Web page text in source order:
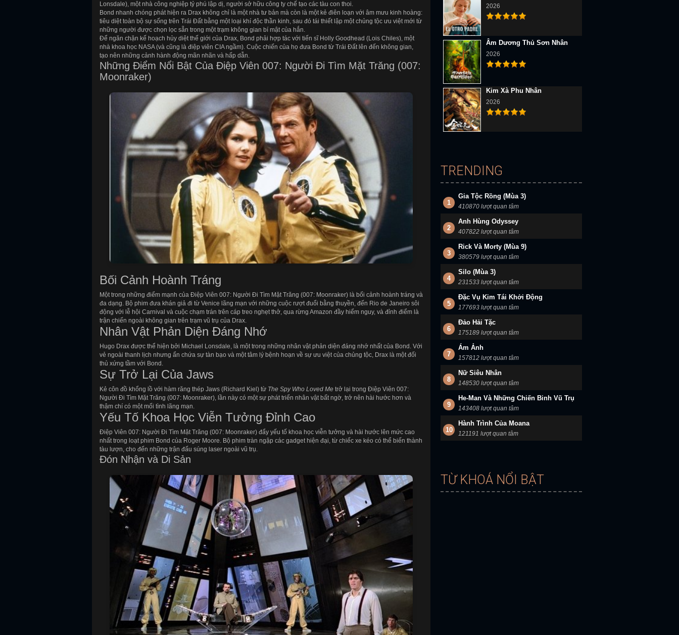
Lonsdale), một nhà công nghiệp tỷ phú lập dị, người sở hữu công ty chế tạo các tàu con thoi.
Bond nhanh chóng phát hiện ra Drax không chỉ là một nhà tư bản mà còn là một kẻ điên loạn với âm mưu kinh hoàng:
tiêu diệt toàn bộ sự sống trên Trái Đất bằng một loại khí độc thần kinh, sau đó tái thiết lập một chủng tộc ưu việt mới từ
những người được chọn lọc sẵn trong một trạm không gian bí mật của hắn.
Để ngăn chặn kế hoạch hủy diệt thế giới của Drax, Bond phải hợp tác với tiến sĩ Holly Goodhead (Lois Chiles), một
nhà khoa học NASA (và cũng là điệp viên CIA ngầm). Cuộc chiến của họ đưa Bond từ Trái Đất lên đến không gian,
tạo nên những cảnh hành động mãn nhãn và hấp dẫn.
Những Điểm Nổi Bật Của Điệp Viên 007: Người Đi Tìm Mặt Trăng (007:
Moonraker)
Bối Cảnh Hoành Tráng
Một trong những điểm mạnh của Điệp Viên 007: Người Đi Tìm Mặt Trăng (007: Moonraker) là bối cảnh hoành tráng và
đa dạng. Bộ phim đưa khán giả đi từ Venice lãng mạn với những cuộc rượt đuổi bằng thuyền, đến Rio de Janeiro sôi
động với lễ hội Carnival và cuộc chạm trán trên cáp treo nghẹt thở, qua rừng Amazon đầy hiểm nguy, và đỉnh điểm là
trận chiến ngoài không gian trên trạm vũ trụ của Drax.
Nhân Vật Phản Diện Đáng Nhớ
Hugo Drax được thể hiện bởi Michael Lonsdale, là một trong những nhân vật phản diện đáng nhớ nhất của Bond. Với
vẻ ngoài thanh lịch nhưng ẩn chứa sự tàn bạo và một tâm lý bệnh hoạn về sự ưu việt của chủng tộc, Drax là một đối
thủ xứng tầm với Bond.
Sự Trở Lại Của Jaws
Kẻ côn đồ khổng lồ với hàm răng thép Jaws (Richard Kiel) từ The Spy Who Loved Me trở lại trong Điệp Viên 007:
Người Đi Tìm Mặt Trăng (007: Moonraker), lần này có một sự phát triển nhân vật bất ngờ, trở nên hài hước hơn và
thậm chí có một mối tình lãng mạn.
Yếu Tố Khoa Học Viễn Tưởng Đỉnh Cao
Điệp Viên 007: Người Đi Tìm Mặt Trăng (007: Moonraker) đẩy yếu tố khoa học viễn tưởng và hài hước lên mức cao
nhất trong loạt phim Bond của Roger Moore. Bộ phim tràn ngập các gadget hiện đại, từ chiếc xe kéo có thể biến thành
tàu lượn, cho đến những trận đấu súng laser ngoài vũ trụ.
Đón Nhận và Di Sản
2026
Âm Dương Thủ Sơn Nhân
2026
Kim Xà Phu Nhân
2026
TRENDING
1
Gia Tộc Rồng (Mùa 3)
410870 lượt quan tâm
2
Anh Hùng Odyssey
407822 lượt quan tâm
3
Rick Và Morty (Mùa 9)
380579 lượt quan tâm
4
Silo (Mùa 3)
231533 lượt quan tâm
5
Đặc Vụ Kim Tái Khởi Động
177693 lượt quan tâm
6
Đảo Hải Tặc
175189 lượt quan tâm
7
Ám Ảnh
157812 lượt quan tâm
8
Nữ Siêu Nhân
148530 lượt quan tâm
9
He-Man Và Những Chiến Binh Vũ Trụ
143408 lượt quan tâm
10
Hành Trình Của Moana
121191 lượt quan tâm
TỪ KHOÁ NỔI BẬT